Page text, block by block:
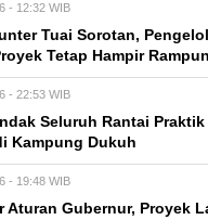
- 12:32 WIB
Tuai Sorotan,
Tetap Hampir
- 22:53 WIB
Seluruh Rantai
Kampung Dukuh
- 19:48 WIB
Aturan Gubernur, Proyek